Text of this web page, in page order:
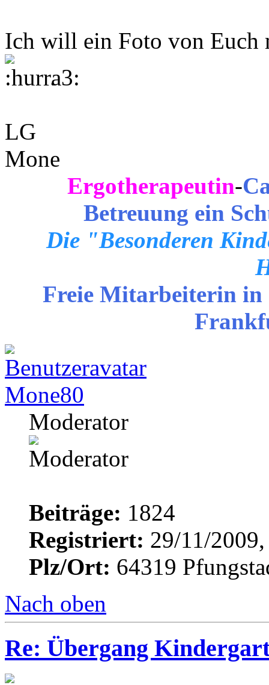
Ich will ein Foto von Euch
.
LG
Mone
Ergotherapeutin-
Betreuung ein
Die "Besonderen
Freie Mitarbeiterin in
Mone80
Moderator
Beiträge: 1824
Registriert: 29/11/
Plz/Ort: 64319
Nach oben
Re: Übergang